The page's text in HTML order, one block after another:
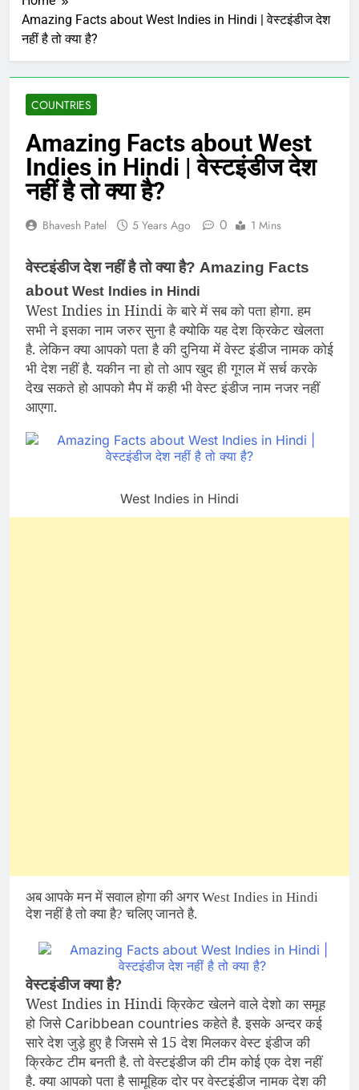
Amazing Facts about West Indies in Hindi | वेस्टइंडीज देश
नहीं है तो क्या है?
COUNTRIES
Amazing Facts about West
Indies in Hindi | वेस्टइंडीज देश
नहीं है तो क्या है?
Bhavesh Patel 5 Years Ago 0 1 Mins
वेस्टइंडीज देश नहीं है तो क्या है? Amazing Facts
about West Indies in Hindi
West Indies in Hindi के बारे में सब को पता होगा. हम
सभी ने इसका नाम जरुर सुना है क्योकि यह देश क्रिकेट खेलता
है. लेकिन क्या आपको पता है की दुनिया में वेस्ट इंडीज नामक कोई
भी देश नहीं है. यकीन ना हो तो आप खुद ही गूगल में सर्च करके
देख सकते हो आपको मैप में कही भी वेस्ट इंडीज नाम नजर नहीं
आएगा.
West Indies in Hindi
अब आपके मन में सवाल होगा की अगर West Indies in Hindi
देश नहीं है तो क्या है? चलिए जानते है.
वेस्टइंडीज क्या है?
West Indies in Hindi क्रिकेट खेलने वाले देशो का समूह
हो जिसे Caribbean countriesकहेते है. इसके अन्दर कई
सारे देश जुड़े हुए है जिसमे से 15 देश मिलकर वेस्ट इंडीज की
क्रिकेट टीम बनती है. तो वेस्टइंडीज की टीम कोई एक देश नहीं
है. क्या आपको पता है सामूहिक दोर पर वेस्टइंडीज नामक देश की